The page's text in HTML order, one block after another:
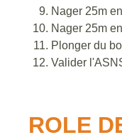
Nager 25m
Nager 25m
Plonger du
Valider
ROLE